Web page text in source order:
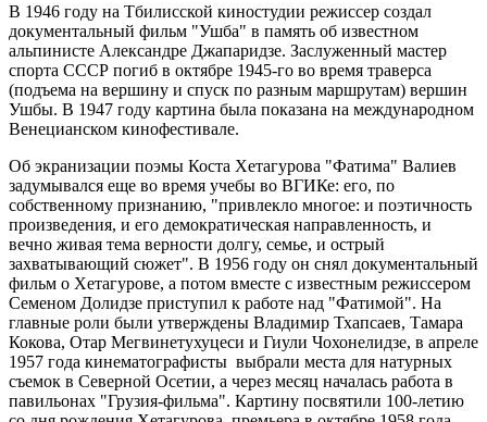
В 1946 году на Тбилисской киностудии режиссер создал
документальный фильм "Ушба" в память об известном
альпинисте Александре Джапаридзе. Заслуженный мастер
спорта СССР погиб в октябре 1945-го во время траверса
(подъема на вершину и спуск по разным маршрутам) вершин
Ушбы. В 1947 году картина была показана на международном
Венецианском кинофестивале.
Об экранизации поэмы Коста Хетагурова "Фатима" Валиев
задумывался еще во время учебы во ВГИКе: его, по
собственному признанию, "привлекло многое: и поэтичность
произведения, и его демократическая направленность, и
вечно живая тема верности долгу, семье, и острый
захватывающий сюжет". В 1956 году он снял документальный
фильм о Хетагурове, а потом вместе с известным режиссером
Семеном Долидзе приступил к работе над "Фатимой". На
главные роли были утверждены Владимир Тхапсаев, Тамара
Кокова, Отар Мегвинетухуцеси и Гиули Чохонелидзе, в апреле
1957 года кинематографисты выбрали места для натурных
съемок в Северной Осетии, а через месяц началась работа в
павильонах "Грузия-фильма". Картину посвятили 100-летию